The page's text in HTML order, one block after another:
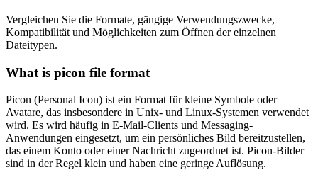
Vergleichen Sie die Formate, gängige Verwendungszwecke,
Kompatibilität und Möglichkeiten zum Öffnen der einzelnen
Dateitypen.
What is picon file format
Picon (Personal Icon) ist ein Format für kleine Symbole oder
Avatare, das insbesondere in Unix- und Linux-Systemen verwendet
wird. Es wird häufig in E-Mail-Clients und Messaging-
Anwendungen eingesetzt, um ein persönliches Bild bereitzustellen,
das einem Konto oder einer Nachricht zugeordnet ist. Picon-Bilder
sind in der Regel klein und haben eine geringe Auflösung.